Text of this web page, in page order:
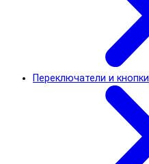
Переключатели и кнопки